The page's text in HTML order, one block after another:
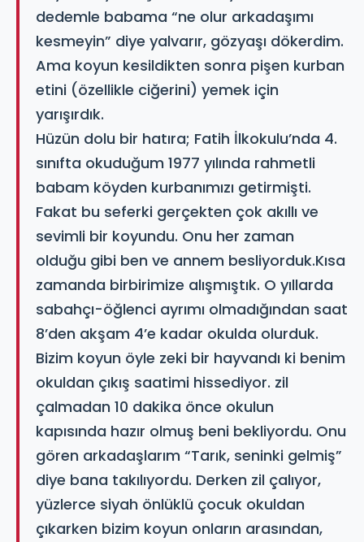
dedemle babama “ne olur arkadaşımı
kesmeyin” diye yalvarır, gözyaşı dökerdim.
Ama koyun kesildikten sonra pişen kurban
etini (özellikle ciğerini) yemek için
yarışırdık.
Hüzün dolu bir hatıra; Fatih İlkokulu’nda 4.
sınıfta okuduğum 1977 yılında rahmetli
babam köyden kurbanımızı getirmişti.
Fakat bu seferki gerçekten çok akıllı ve
sevimli bir koyundu. Onu her zaman
olduğu gibi ben ve annem besliyorduk.Kısa
zamanda birbirimize alışmıştık. O yıllarda
sabahçı-öğlenci ayrımı olmadığından saat
8’den akşam 4’e kadar okulda olurduk.
Bizim koyun öyle zeki bir hayvandı ki benim
okuldan çıkış saatimi hissediyor. zil
çalmadan 10 dakika önce okulun
kapısında hazır olmuş beni bekliyordu. Onu
gören arkadaşlarım “Tarık, seninki gelmiş”
diye bana takılıyordu. Derken zil çalıyor,
yüzlerce siyah önlüklü çocuk okuldan
çıkarken bizim koyun onların arasından,